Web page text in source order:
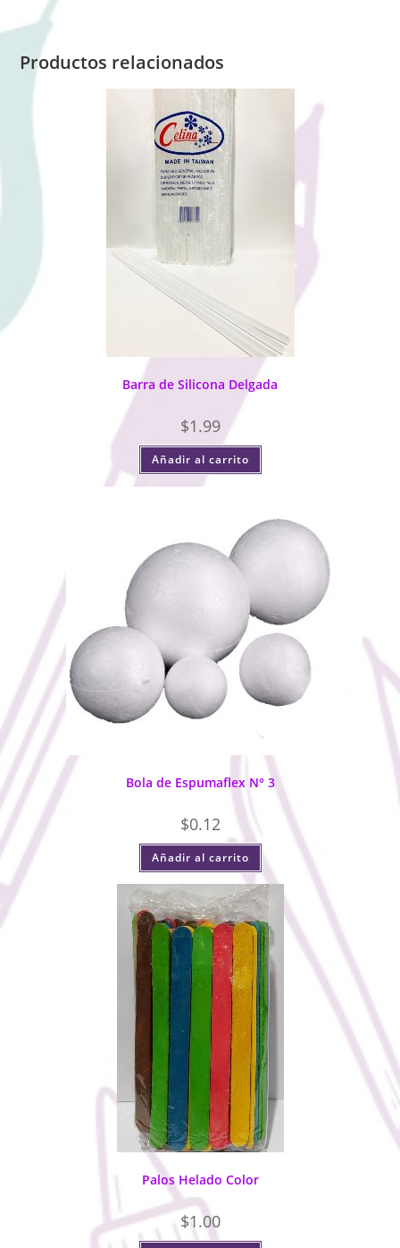
Productos relacionados
Barra de Silicona Delgada
$1.99
Añadir al carrito
Bola de Espumaflex N° 3
$0.12
Añadir al carrito
Palos Helado Color
$1.00